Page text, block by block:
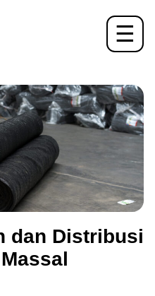
☰
dan Distribusi